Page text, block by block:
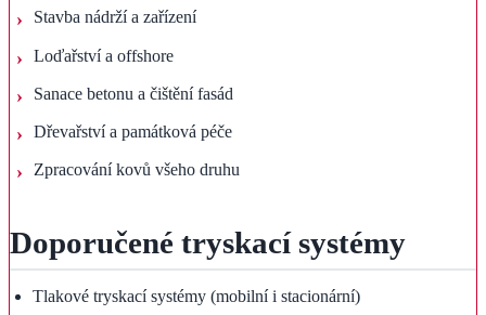
Stavba nádrží a zařízení
Loďařství a offshore
Sanace betonu a čištění fasád
Dřevařství a památková péče
Zpracování kovů všeho druhu
Doporučené tryskací systémy
Tlakové tryskací systémy (mobilní i stacionární)